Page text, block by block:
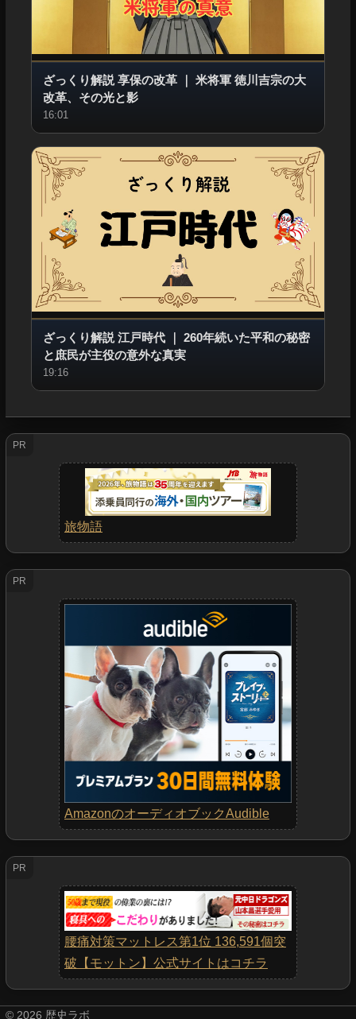
ざっくり解説 享保の改革｜ 米将軍 徳川吉宗の大
改革、その光と影
16:01
ざっくり解説 江戸時代｜ 260年続いた平和の秘密
と庶民が主役の意外な真実
19:16
PR
旅物語
PR
AmazonのオーディオブックAudible
PR
腰痛対策マットレス第1位 136,591個突
破【モットン】公式サイトはコチラ
© 2026 歴史ラボ